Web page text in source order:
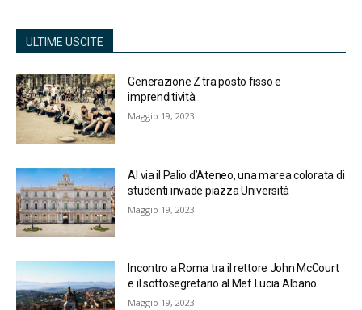
ULTIME USCITE
Generazione Z tra posto fisso e
imprenditività
Maggio 19, 2023
Al via il Palio d’Ateneo, una marea colorata di
studenti invade piazza Università
Maggio 19, 2023
Incontro a Roma tra il rettore John McCourt
e il sottosegretario al Mef Lucia Albano
Maggio 19, 2023